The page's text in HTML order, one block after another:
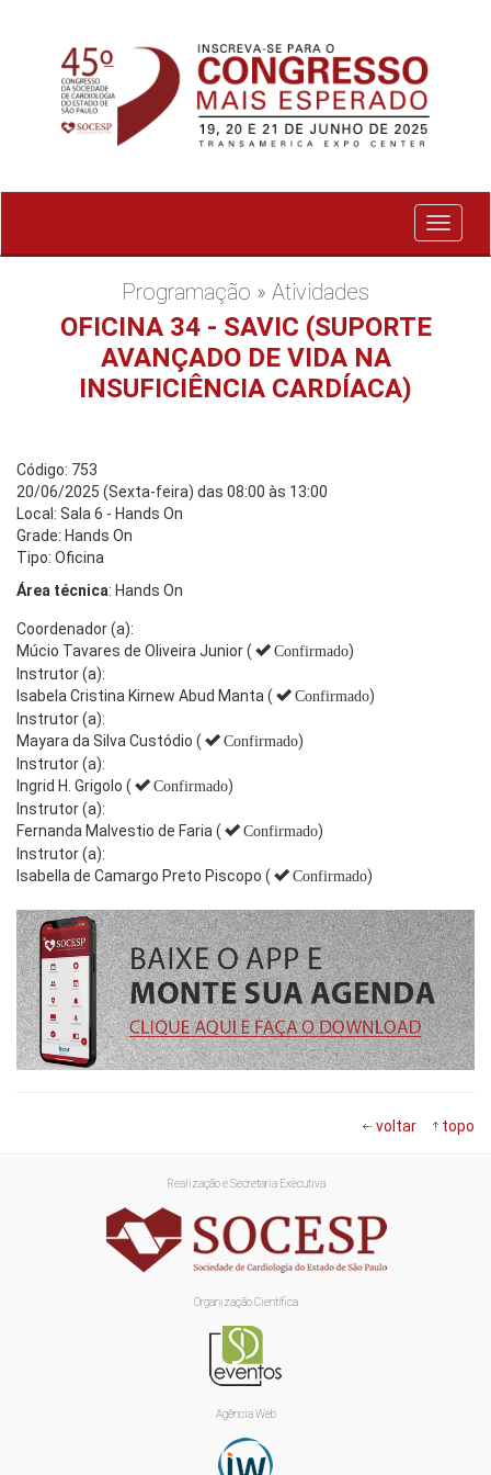
Exibir
menu
Programação » Atividades
OFICINA 34 - SAVIC (SUPORTE
AVANÇADO DE VIDA NA
INSUFICIÊNCIA CARDÍACA)
Código: 753
20/06/2025 (Sexta-feira) das 08:00 às 13:00
Local: Sala 6 - Hands On
Grade: Hands On
Tipo: Oficina
Área técnica: Hands On
Coordenador (a):
Múcio Tavares de Oliveira Junior (
Confirmado)
Instrutor (a):
Isabela Cristina Kirnew Abud Manta (
Confirmado)
Instrutor (a):
Mayara da Silva Custódio (
Confirmado)
Instrutor (a):
Ingrid H. Grigolo (
Confirmado)
Instrutor (a):
Fernanda Malvestio de Faria (
Confirmado)
Instrutor (a):
Isabella de Camargo Preto Piscopo (
Confirmado)
voltar topo
Realização e Secretaria Executiva
Organização Científica
Agência Web